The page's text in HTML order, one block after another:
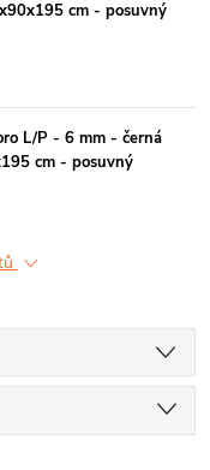
cm - posuvný
L/P - 6 mm - černá
cm - posuvný